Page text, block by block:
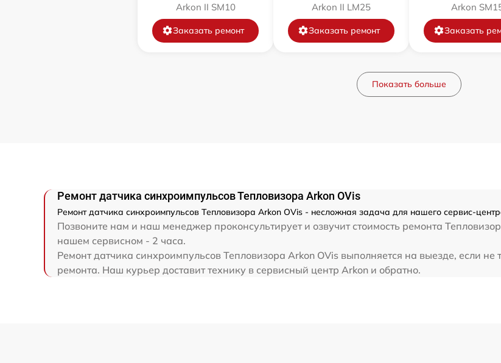
Восстановление после попадания влаги от 60 мин
от 60 мин
Arkon II SM10
Заказать ремонт
Arkon II LM25
Заказать ремонт
Arkon
Заказать
Показать больше
Ремонт датчика синхроимпульсов Тепловизора Arkon OVis
Ремонт датчика синхроимпульсов Тепловизора Arkon OVis - несложная задача для нашего сервис-
Позвоните нам и наш менеджер проконсультирует и озвучит стоимость ремонта
нашем сервисном - 2 часа.
Ремонт датчика синхроимпульсов Тепловизора Arkon OVis выполняется на выезде, если
ремонта. Наш курьер доставит технику в сервисный центр Arkon и обратно.